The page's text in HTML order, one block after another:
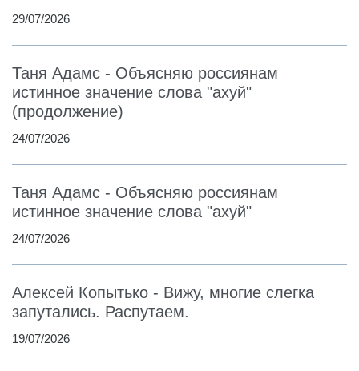
29/07/2026
Таня Адамс - Объясняю россиянам
истинное значение слова "ахуй"
(продолжение)
24/07/2026
Таня Адамс - Объясняю россиянам
истинное значение слова "ахуй"
24/07/2026
Алексей Копытько - Вижу, многие слегка
запутались. Распутаем.
19/07/2026